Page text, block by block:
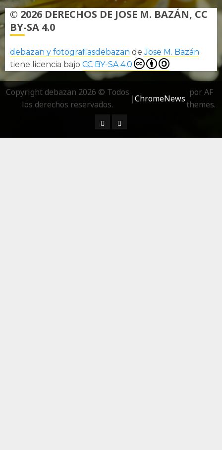
© 2026 DERECHOS DE JOSE M. BAZÁN, CC
BY-SA 4.0
debazan y fotografiasdebazan deJose M. Bazán
tiene licencia bajo CC BY-SA 4.0
Copyright debazan 2026 © Todos
los derechos reservados.
|ChromeNews
por AF
themes.
¿ Quién soy…?
Más información sobre las